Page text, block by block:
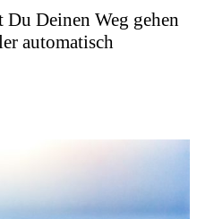
Deinen Weg gehen
automatisch